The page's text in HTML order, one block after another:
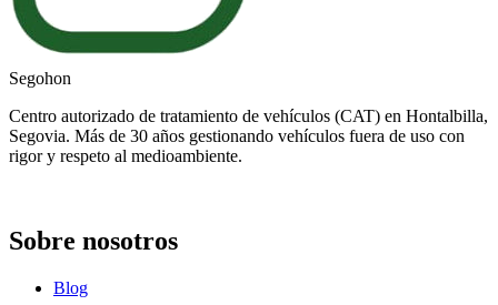
Segohon
Centro autorizado de tratamiento de vehículos (CAT) en Hontalbilla,
Segovia. Más de 30 años gestionando vehículos fuera de uso con
rigor y respeto al medioambiente.
Sobre nosotros
Blog